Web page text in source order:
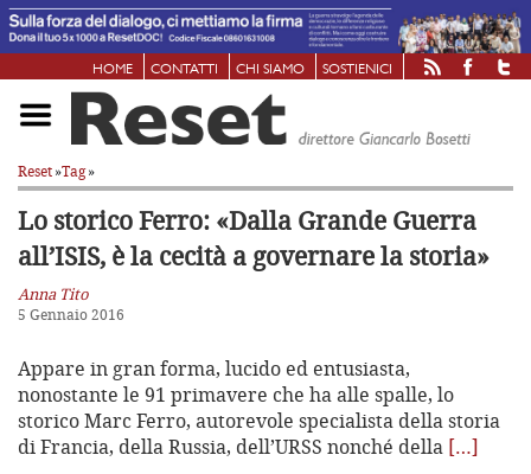
HOME CONTATTI CHI SIAMO SOSTIENICI
Reset»Tag»
Lo storico Ferro: «Dalla Grande Guerra
all’ISIS, è la cecità a governare la storia»
Anna Tito
5 Gennaio 2016
Appare in gran forma, lucido ed entusiasta,
nonostante le 91 primavere che ha alle spalle, lo
storico Marc Ferro, autorevole specialista della storia
di Francia, della Russia, dell’URSS nonché della […]